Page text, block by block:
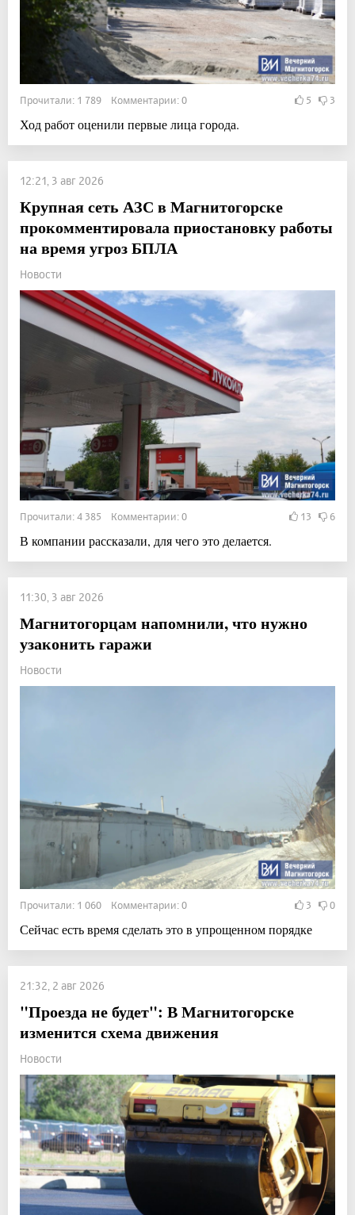
Прочитали: 1 789 Комментарии: 0 5 3
Ход работ оценили первые лица города.
12:21, 3 авг 2026
Крупная сеть АЗС в Магнитогорске
прокомментировала приостановку работы
на время угроз БПЛА
Новости
Прочитали: 4 385 Комментарии: 0 13 6
В компании рассказали, для чего это делается.
11:30, 3 авг 2026
Магнитогорцам напомнили, что нужно
узаконить гаражи
Новости
Прочитали: 1 060 Комментарии: 0 3 0
Сейчас есть время сделать это в упрощенном порядке
21:32, 2 авг 2026
"Проезда не будет": В Магнитогорске
изменится схема движения
Новости